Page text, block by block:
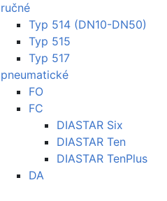
ručné
Typ 514 (DN10-DN50)
Typ 515
Typ 517
pneumatické
FO
FC
DIASTAR Six
DIASTAR Ten
DIASTAR TenPlus
DA